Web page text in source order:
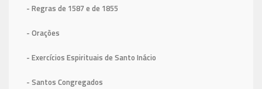
- Regras de 1587 e de 1855
- Orações
- Exercícios Espirituais de Santo Inácio
- Santos Congregados